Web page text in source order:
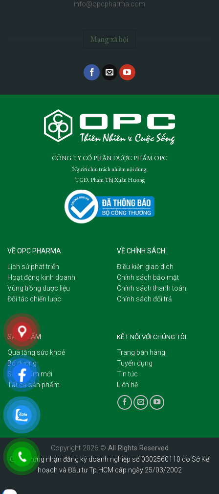
info@opcpharma.com
Mạng xã hội
CÔNG TY CỔ PHẦN DƯỢC PHẨM OPC
Người chịu trách nhiệm nội dung:
TGĐ. Phạm Thị Xuân Hương
VỀ OPC PHARMA
Lịch sử phát triển
Hoạt động kinh doanh
Vùng trồng dược liệu
Đối tác chiến lược
VỀ CHÍNH SÁCH
Điều kiện giao dịch
Chính sách bảo mật
Chính sách thanh toán
Chính sách đổi trả
SẢN PHẨM
Quà tặng sức khoẻ
Bổ dưỡng
Sản phẩm mới
Tất cả sản phẩm
KẾT NỐI VỚI CHÚNG TÔI
Trang bán hàng
Tuyển dụng
Tin tức
Liên hệ
Copyright 2026 © All Rights Reserved
Giấy chứng nhận đăng ký doanh nghiệp số 0302560110 do Sở Kế
hoạch và Đầu tư Tp.HCM cấp ngày 25/03/2002